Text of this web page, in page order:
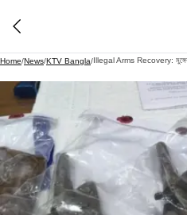
Home/News/KTV Bangla/